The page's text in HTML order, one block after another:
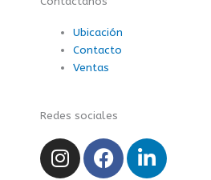
Ubicación
Contacto
Ventas
Redes sociales
I
n
F
a
L
i